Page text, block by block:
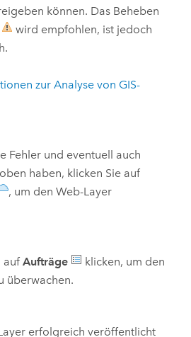
können. Das Beheben
wird empfohlen, ist jedoch
zur Analyse von GIS-
Fehler und eventuell auch
haben, klicken Sie auf
, um den Web-Layer
auf Aufträge
klicken, um den
überwachen.
erfolgreich veröffentlicht